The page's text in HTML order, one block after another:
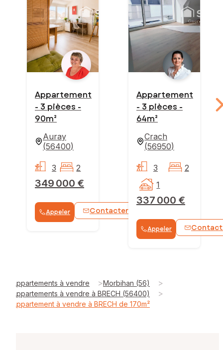
Appartement
- 3 pièces -
90m²
Auray
(56400)
349 000 €
3 2
Appeler Contacter
Appartement
- 3 pièces -
64m²
Crach
(56950)
337 000 €
3
2
1
Appeler
Appartements à vendre >Morbihan (56) >
Appartements à vendre à BRECH (56400) >
Appartement à vendre à BRECH de 170m²